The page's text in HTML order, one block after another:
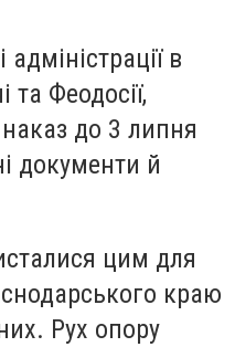
в
Феодосії,
до 3 липня
документи й
цим для
краю
Рух опору